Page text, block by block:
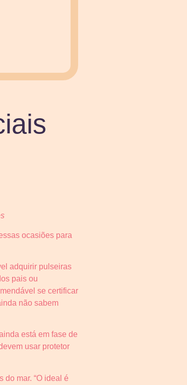
ocasiões para
adquirir pulseiras
pais ou
se certificar
não sabem
está em fase de
usar protetor
mar. “O ideal é